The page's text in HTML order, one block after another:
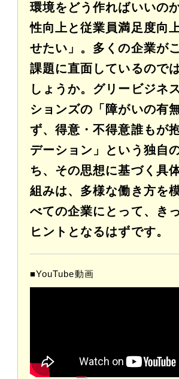
環境をどう作ればいいの
性向上と従業員満足度向
せたい」。多くの企業が
課題に直面しているので
しょうか。グリービジネ
ションズの「障がいの有
ず、得意・不得意誰もが
デーション」という独自
ち、その思想に基づく具
組みは、多様な働き方を
べての企業にとって、き
ヒントとなるはずです。
■YouTube動画